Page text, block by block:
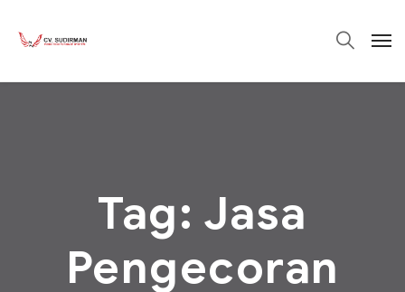
Tag: Jasa
Pengecoran